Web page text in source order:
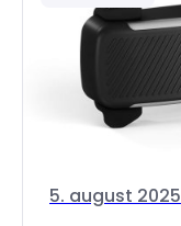
5. august 2025